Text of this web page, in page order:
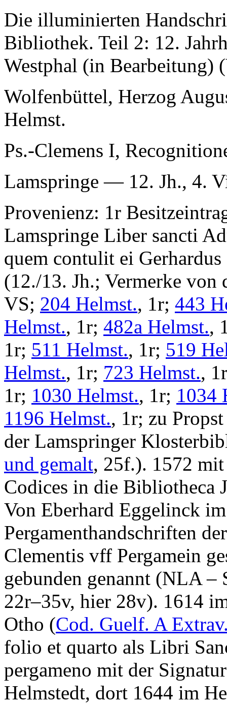
Die illuminierten
Bibliothek. Teil 2: 12.
Westphal (in Bearbeitung)
Wolfenbüttel, Herzog
Helmst.
Ps.-Clemens I,
Lamspringe — 12. Jh., 4.
Provenienz: 1r
Lamspringe Liber sancti
quem contulit ei
(12./13. Jh.; Vermerke von
VS; 204 Helmst., 1r; 443
Helmst., 1r; 482a Helmst.,
1r; 511 Helmst., 1r; 519
Helmst., 1r; 723 Helmst.,
1r; 1030 Helmst., 1r; 1034
1196 Helmst., 1r; zu
der Lamspringer
und gemalt, 25f.). 1572
Codices in die Bibliotheca
Von Eberhard Eggelinck
Pergamenthandschriften
Clementis vff Pergamein
gebunden genannt (NLA –
22r–35v, hier 28v). 1614
Otho (Cod. Guelf. A
folio et quarto als Libri
pergameno mit der
Helmstedt, dort 1644 im